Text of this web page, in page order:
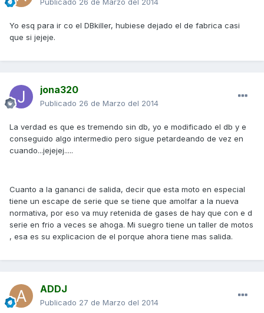
Publicado 26 de Marzo del 2014
Yo esq para ir co el DBkiller, hubiese dejado el de fabrica casi
que si jejeje.
jona320
Publicado 26 de Marzo del 2014
La verdad es que es tremendo sin db, yo e modificado el db y e
conseguido algo intermedio pero sigue petardeando de vez en
cuando...jejejej.....
Cuanto a la gananci de salida, decir que esta moto en especial
tiene un escape de serie que se tiene que amolfar a la nueva
normativa, por eso va muy retenida de gases de hay que con e d
serie en frio a veces se ahoga. Mi suegro tiene un taller de motos
, esa es su explicacion de el porque ahora tiene mas salida.
ADDJ
Publicado 27 de Marzo del 2014